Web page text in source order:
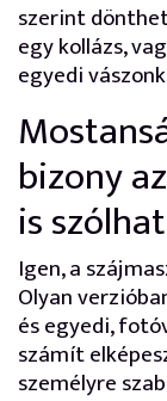
szerint
egy kollázs,
egyedi
bizony
is szólhat
Igen, a
Olyan
és egyedi,
számít
személyre